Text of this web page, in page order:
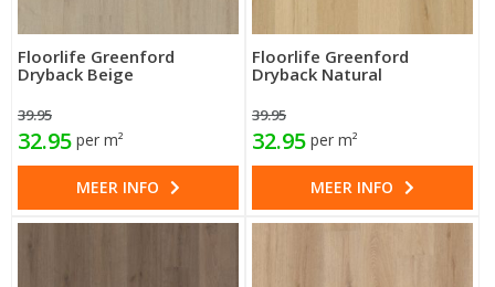
Floorlife Greenford
Dryback Beige
39.95
32.95 per m²
MEER INFO
Floorlife Greenford
Dryback Natural
39.95
32.95 per m²
MEER INFO